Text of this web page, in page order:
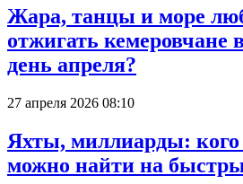
Жара, танцы и море
отжигать кемеровчане
день апреля?
27 апреля 2026 08:10
Яхты, миллиарды: кого
можно найти на